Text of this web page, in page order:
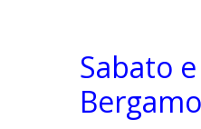
Sabato